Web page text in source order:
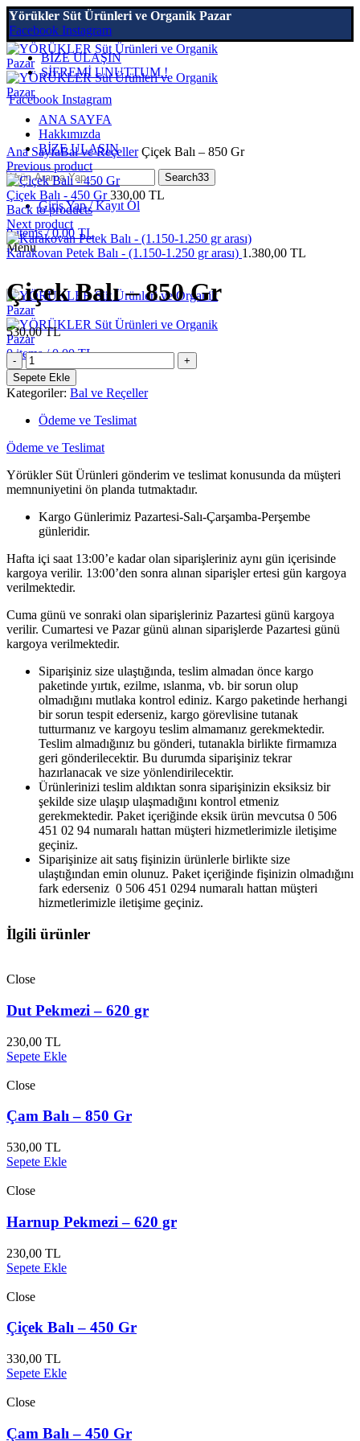
Yörükler Süt Ürünleri ve Organik Pazar
Facebook Instagram
BİZE ULAŞIN
ŞİFREMİ UNUTTUM !
Facebook Instagram
ANA SAYFA
Hakkımızda
BİZE ULAŞIN
Search33
Giriş Yap / Kayıt Ol
0items / 0,00 TL
Menu
0items / 0,00TL
Click to enlarge
Ana SayfaBal ve ReçellerÇiçek Balı – 850 Gr
Previous product
Çiçek Balı - 450 Gr330,00 TL
Back to products
Next product
Karakovan Petek Balı - (1.150-1.250 gr arası) 1.380,00 TL
Çiçek Balı – 850 Gr
530,00TL
Miktar
Sepete Ekle
Kategoriler: Bal ve Reçeller
Ödeme ve Teslimat
Ödeme ve Teslimat
Yörükler Süt Ürünleri gönderim ve teslimat konusunda da müşteri
memnuniyetini ön planda tutmaktadır.
Kargo Günlerimiz Pazartesi-Salı-Çarşamba-Perşembe
günleridir.
Hafta içi saat 13:00’e kadar olan siparişleriniz aynı gün içerisinde
kargoya verilir. 13:00’den sonra alınan siparişler ertesi gün kargoya
verilmektedir.
Cuma günü ve sonraki olan siparişleriniz Pazartesi günü kargoya
verilir. Cumartesi ve Pazar günü alınan siparişlerde Pazartesi günü
kargoya verilmektedir.
Siparişiniz size ulaştığında, teslim almadan önce kargo
paketinde yırtık, ezilme, ıslanma, vb. bir sorun olup
olmadığını mutlaka kontrol ediniz. Kargo paketinde herhangi
bir sorun tespit ederseniz, kargo görevlisine tutanak
tutturmanız ve kargoyu teslim almamanız gerekmektedir.
Teslim almadığınız bu gönderi, tutanakla birlikte firmamıza
geri gönderilecektir. Bu durumda siparişiniz tekrar
hazırlanacak ve size yönlendirilecektir.
Ürünlerinizi teslim aldıktan sonra siparişinizin eksiksiz bir
şekilde size ulaşıp ulaşmadığını kontrol etmeniz
gerekmektedir. Paket içeriğinde eksik ürün mevcutsa 0 506
451 02 94 numaralı hattan müşteri hizmetlerimizle iletişime
geçiniz.
Siparişinize ait satış fişinizin ürünlerle birlikte size
ulaştığından emin olunuz. Paket içeriğinde fişinizin olmadığını
fark ederseniz 0 506 451 0294 numaralı hattan müşteri
hizmetlerimizle iletişime geçiniz.
İlgili ürünler
Close
Dut Pekmezi – 620 gr
230,00 TL
Sepete Ekle
Close
Çam Balı – 850 Gr
530,00 TL
Sepete Ekle
Close
Harnup Pekmezi – 620 gr
230,00 TL
Sepete Ekle
Close
Çiçek Balı – 450 Gr
330,00 TL
Sepete Ekle
Close
Çam Balı – 450 Gr